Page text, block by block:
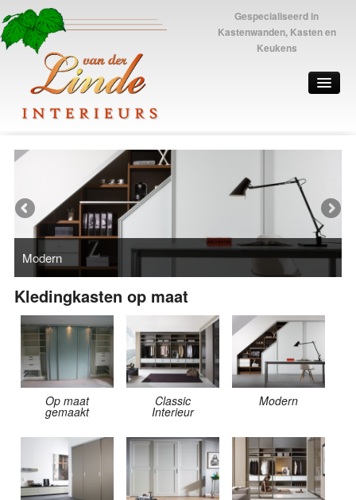
Modern
Kledingkasten op maat
Op maat
gemaakt
Classic
Interieur
Modern
Gespecialiseerd in
Kastenwanden, Kasten en
Keukens